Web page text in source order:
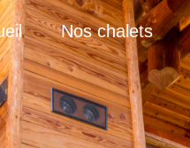
Nos chalets